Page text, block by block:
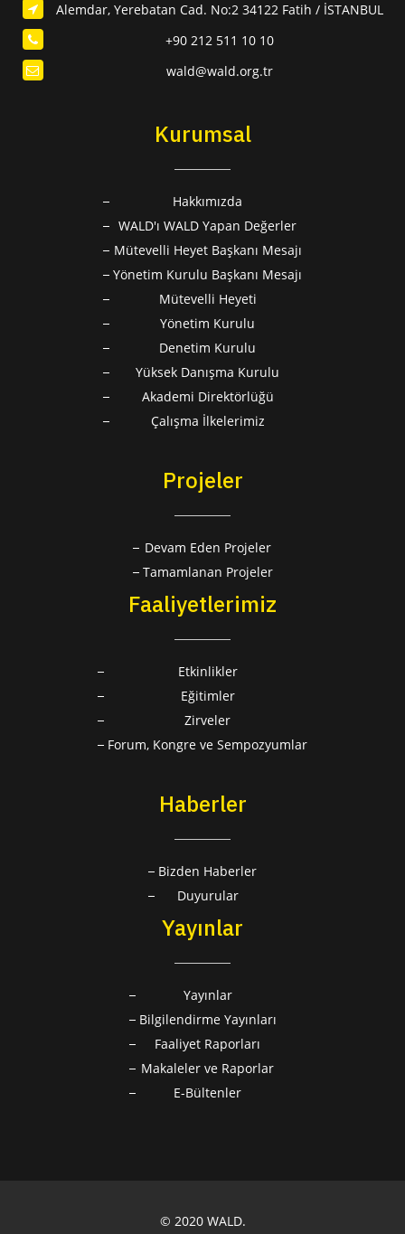
Alemdar, Yerebatan Cad. No:2 34122 Fatih / İSTANBUL
+90 212 511 10 10
wald@wald.org.tr
Kurumsal
Hakkımızda
WALD'ı WALD Yapan Değerler
Mütevelli Heyet Başkanı Mesajı
Yönetim Kurulu Başkanı Mesajı
Mütevelli Heyeti
Yönetim Kurulu
Denetim Kurulu
Yüksek Danışma Kurulu
Akademi Direktörlüğü
Çalışma İlkelerimiz
Projeler
Devam Eden Projeler
Tamamlanan Projeler
Faaliyetlerimiz
Etkinlikler
Eğitimler
Zirveler
Forum, Kongre ve Sempozyumlar
Haberler
Bizden Haberler
Duyurular
Yayınlar
Yayınlar
Bilgilendirme Yayınları
Faaliyet Raporları
Makaleler ve Raporlar
E-Bültenler
© 2020 WALD.